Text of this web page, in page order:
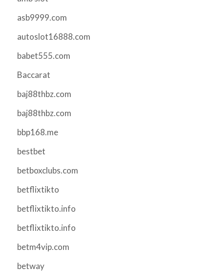
asb9999.com
autoslot16888.com
babet555.com
Baccarat
baj88thbz.com
baj88thbz.com
bbp168.me
bestbet
betboxclubs.com
betflixtikto
betflixtikto.info
betflixtikto.info
betm4vip.com
betway